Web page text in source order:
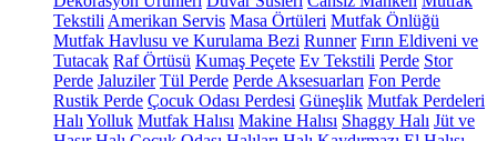
Tekstili Amerikan Servis Masa Örtüleri Mutfak Önlüğü
Mutfak Havlusu ve Kurulama Bezi Runner Fırın Eldiveni ve
Tutacak Raf Örtüsü Kumaş Peçete Ev Tekstili Perde Stor
Perde Jaluziler Tül Perde Perde Aksesuarları Fon Perde
Rustik Perde Çocuk Odası Perdesi Güneşlik Mutfak Perdeleri
Halı Yolluk Mutfak Halısı Makine Halısı Shaggy Halı Jüt ve